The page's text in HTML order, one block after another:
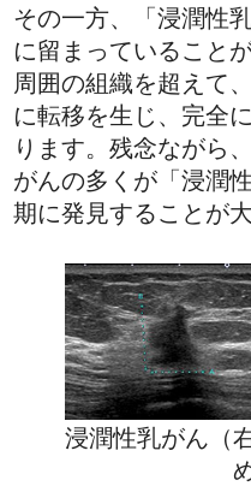
その一方、「浸潤性
に留まっていること
周囲の組織を超えて
に転移を生じ、完全
ります。残念ながら
がんの多くが「浸潤
期に発見することが
浸潤性乳がん（